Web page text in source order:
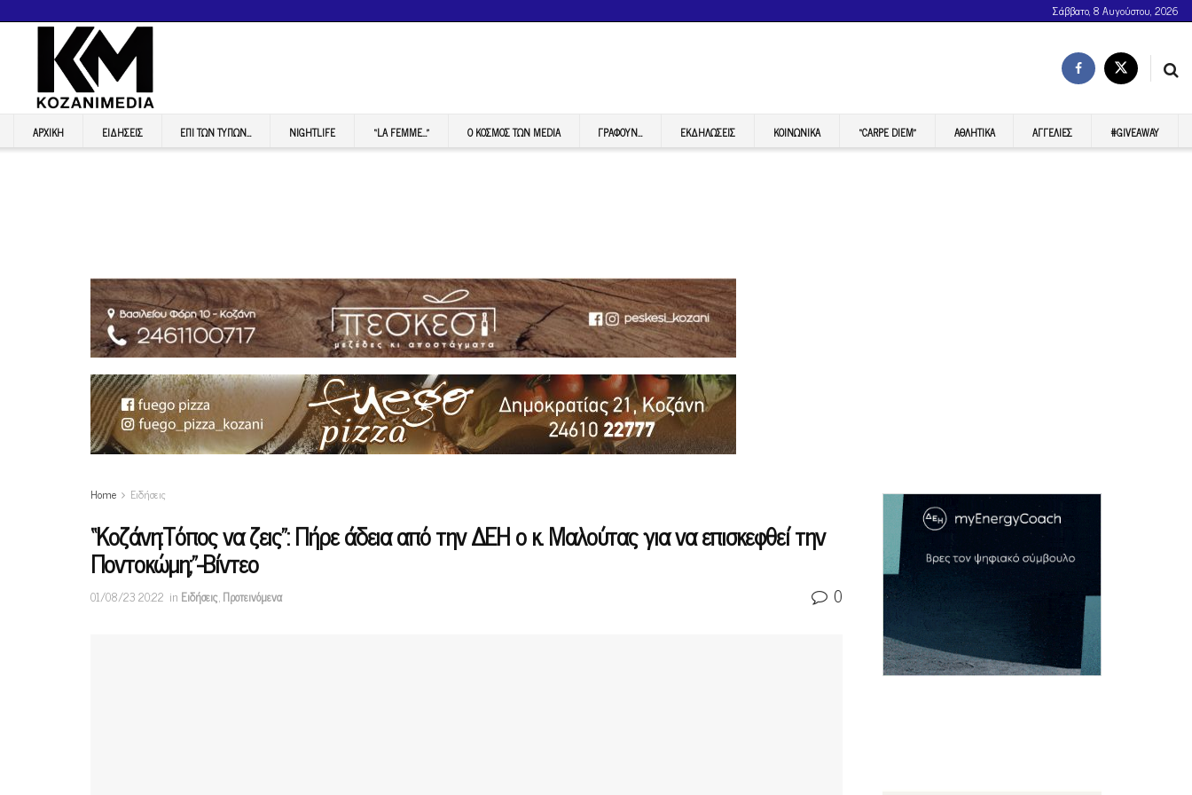
Σάββατο, 8 Αυγούστου, 2026
ΑΡΧΙΚΉ ΕΙΔΉΣΕΙΣ ΕΠI ΤΩΝ ΤΥΠΩΝ… NIGHTLIFE “LA FEMME…” Ο ΚΟΣΜΟΣ ΤΩΝ MEDIA ΓΡΆΦΟΥΝ… ΕΚΔΗΛΏΣΕΙΣ ΚΟΙΝΩΝΙΚΆ “CARPE DIEM” ΑΘΛΗΤΙΚΆ ΑΓΓΕΛΊΕΣ #GIVEAWAY
Home Ειδήσεις
“Κοζάνη:Τόπος να ζεις”: Πήρε άδεια από την ΔΕΗ ο κ. Μαλούτας για να επισκεφθεί την
Ποντοκώμη;”-Βίντεο
01/08/23 20:22 in Ειδήσεις,Προτεινόμενα 0